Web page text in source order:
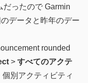
だったので Garmin
データと昨年のデー
rounded
>すべてのアクテ
別アクティビティ